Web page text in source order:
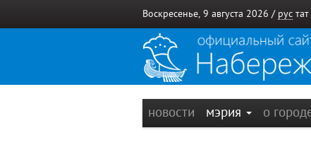
Воскресенье, 9 августа 2026 / рус тат
новости мэрия о